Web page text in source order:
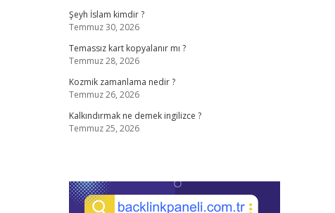
Şeyh İslam kimdir ?
Temmuz 30, 2026
Temassız kart kopyalanır mı ?
Temmuz 28, 2026
Kozmik zamanlama nedir ?
Temmuz 26, 2026
Kalkındırmak ne demek ingilizce ?
Temmuz 25, 2026